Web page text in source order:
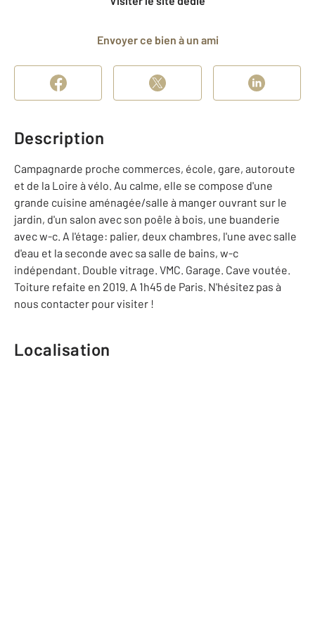
Envoyer ce bien à un ami
Description
Campagnarde proche commerces, école, gare, autoroute
et de la Loire à vélo. Au calme, elle se compose d'une
grande cuisine aménagée/salle à manger ouvrant sur le
jardin, d'un salon avec son poêle à bois, une buanderie
avec w-c. A l'étage: palier, deux chambres, l'une avec salle
d'eau et la seconde avec sa salle de bains, w-c
indépendant. Double vitrage. VMC. Garage. Cave voutée.
Toiture refaite en 2019. A 1h45 de Paris. N'hésitez pas à
nous contacter pour visiter !
Localisation